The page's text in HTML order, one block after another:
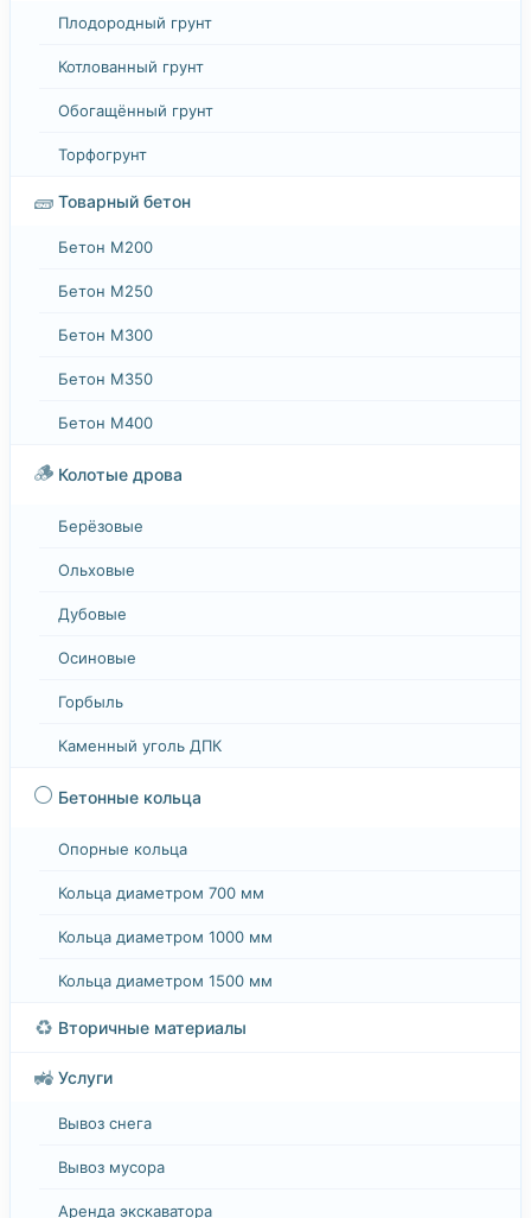
Плодородный грунт
Котлованный грунт
Обогащённый грунт
Торфогрунт
🧱 Товарный бетон
Бетон М200
Бетон М250
Бетон М300
Бетон М350
Бетон М400
🪵 Колотые дрова
Берёзовые
Ольховые
Дубовые
Осиновые
Горбыль
Каменный уголь ДПК
⚪ Бетонные кольца
Опорные кольца
Кольца диаметром 700 мм
Кольца диаметром 1000 мм
Кольца диаметром 1500 мм
♻️ Вторичные материалы
🚜 Услуги
Вывоз снега
Вывоз мусора
Аренда экскаватора